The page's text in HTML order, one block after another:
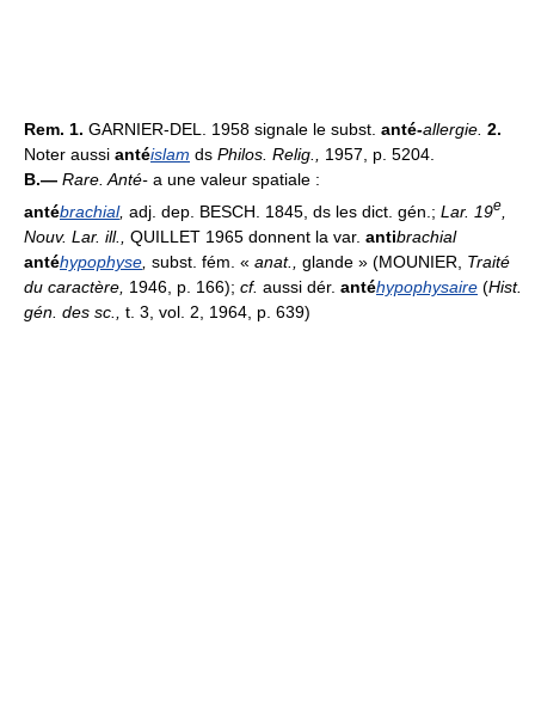
Rem. 1. GARNIER-DEL. 1958 signale le subst. anté-allergie. 2.
Noter aussi antéislam ds Philos. Relig.,
1957, p. 5204.
B.— Rare. Anté- a une valeur spatiale :
antébrachial, adj. dep. BESCH. 1845, ds les dict. gén.; Lar. 19e
Nouv. Lar. ill.,
QUILLET 1965 donnent la var. antibrachial
antéhypophyse subst. fém. « anat., glande » (MOUNIER, Traité
du caractère, 1946, p. 166); cf. aussi dér. antéhypophysaire (Hist.
gén. des sc.,
t. 3, vol. 2, 1964, p. 639)